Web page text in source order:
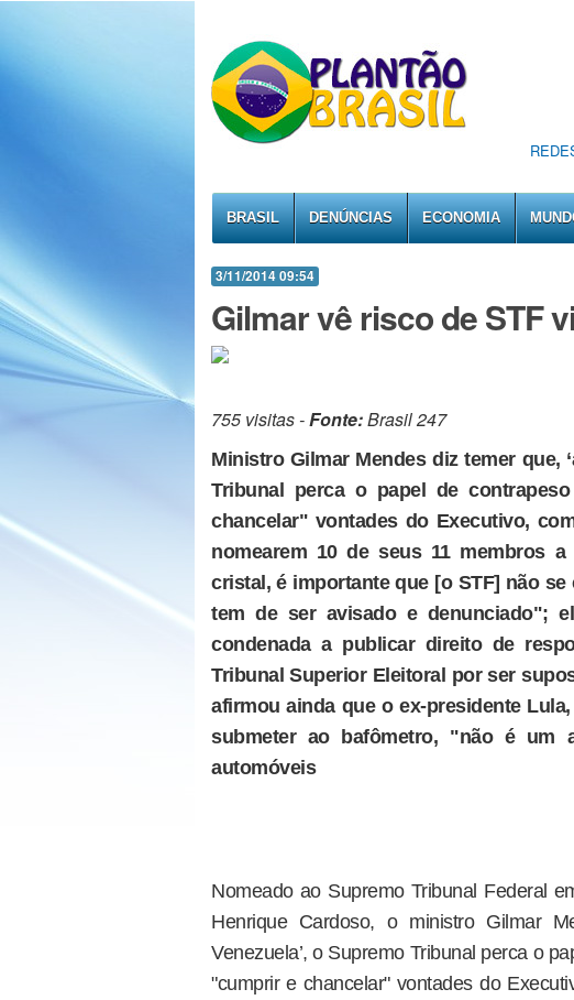
BRASIL DENÚNCIAS ECONOMIA
3/11/2014 09:54
Gilmar vê risco de STF
755 visitas -Fonte:Brasil 247
Ministro Gilmar Mendes diz temer que,
Tribunal perca o papel de
chancelar" vontades do Executivo,
nomearem 10 de seus 11 membros
cristal, é importante que [o STF] não
tem de ser avisado e denunciado";
condenada a publicar direito de
Tribunal Superior Eleitoral por ser
afirmou ainda que o ex-presidente
submeter ao bafômetro, "não é um
automóveis
Nomeado ao Supremo Tribunal Federal
Henrique Cardoso, o ministro Gilmar
Venezuela’, o Supremo Tribunal perca o
"cumprir e chancelar" vontades do